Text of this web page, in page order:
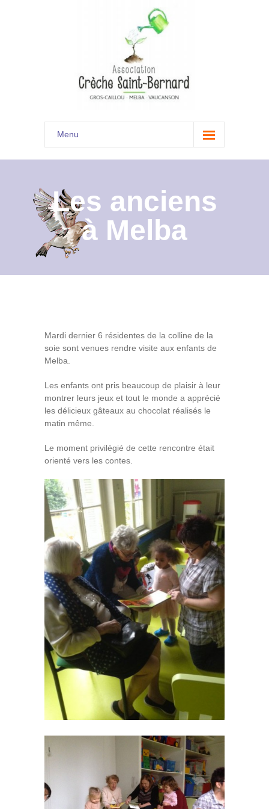
Menu
Accueil
Présentation
Documents
Les menus à venir
Recrutement
Les anciens
à Melba
Mardi dernier 6 résidentes de la colline de la
soie sont venues rendre visite aux enfants de
Melba.
Les enfants ont pris beaucoup de plaisir à leur
montrer leurs jeux et tout le monde a apprécié
les délicieux gâteaux au chocolat réalisés le
matin même.
Le moment privilégié de cette rencontre était
orienté vers les contes.